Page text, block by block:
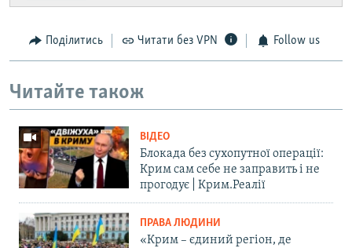
Поділитись Читати без VPN Follow us
Читайте також
ВІДЕО
Блокада без сухопутної операції:
Крим сам себе не заправить і не
прогодує | Крим.Реалії
ПРАВА ЛЮДИНИ
«Крим – єдиний регіон, де